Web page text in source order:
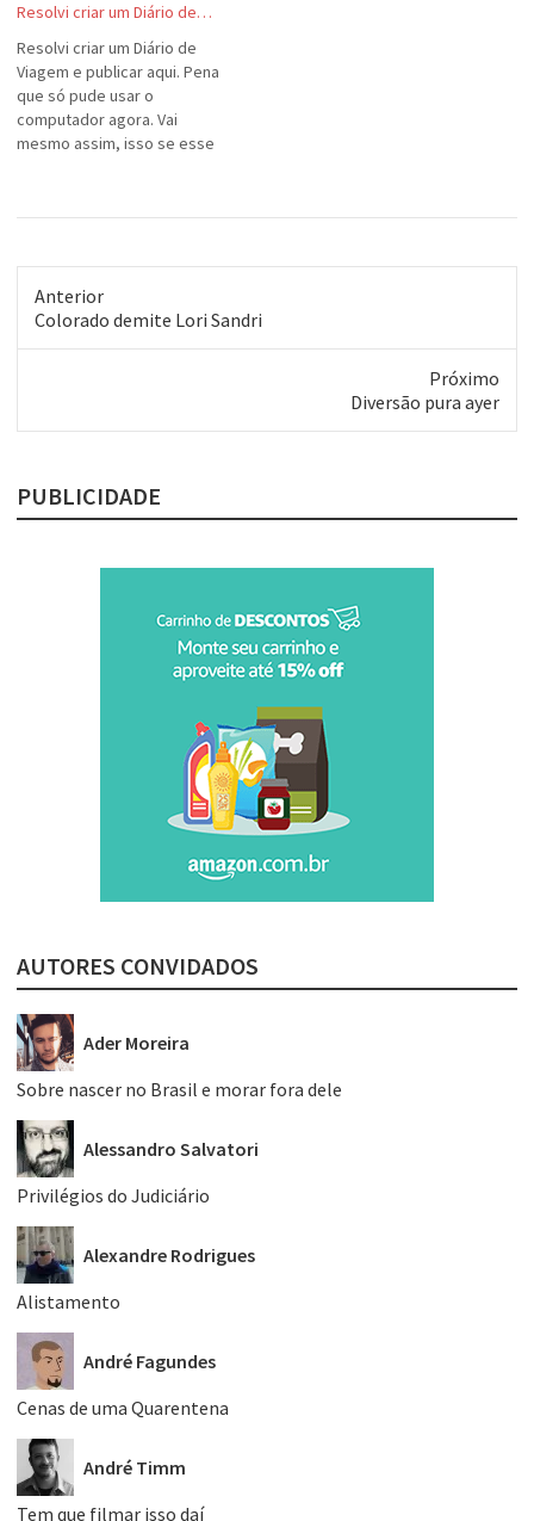
de galinha que obedece teus
comandos, se enviados em
inglês.A Internet é a terra das
coisas bizarras e inúteis. (!)
Resolvi criar um Diário de…
Resolvi criar um Diário de
Viagem e publicar aqui. Pena
que só pude usar o
computador agora. Vai
mesmo assim, isso se esse
as coisas com o mouse.
depois um "paste" para
mover os…
Anterior
Post
anterior:
Colorado demite Lori Sandri
Próximo
post:
Diversão pura ayer
PUBLICIDADE
AUTORES CONVIDADOS
Ader Moreira
Sobre nascer no Brasil e morar fora dele
Alessandro Salvatori
Privilégios do Judiciário
Alexandre Rodrigues
Alistamento
André Fagundes
Cenas de uma Quarentena
André Timm
Tem que filmar isso daí